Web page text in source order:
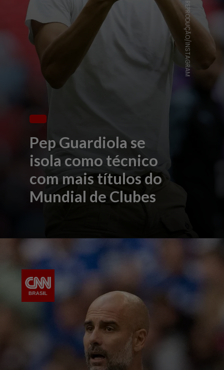
Pep Guardiola se
isola como técnico
com mais títulos do
Mundial de Clubes
REPRODUÇÃO/INSTAGRAM